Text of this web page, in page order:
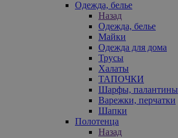
Одежда, белье
Назад
Одежда, белье
Майки
Одежда для дома
Трусы
Халаты
ТАПОЧКИ
Шарфы, палантины
Варежки, перчатки
Шапки
Полотенца
Назад